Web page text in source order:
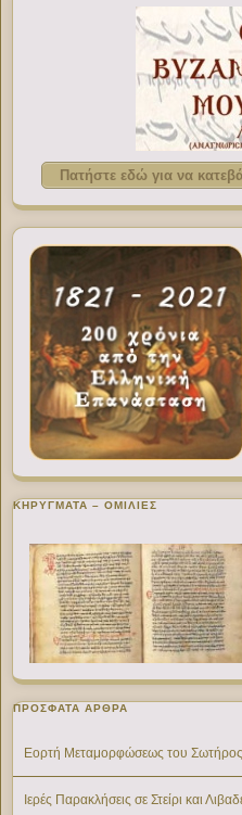
Πατήστε εδώ για να
ΚΗΡΥΓΜΑΤΑ – ΟΜΙΛΙΕΣ
ΠΡΌΣΦΑΤΑ ΆΡΘΡΑ
Εορτή Μεταμορφώσεως του Σωτήρος
Ιερές Παρακλήσεις σε Στείρι και